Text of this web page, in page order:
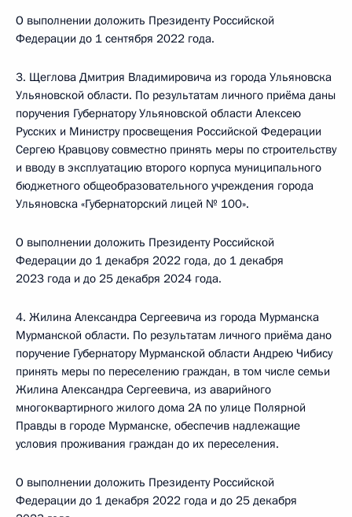
О выполнении доложить Президенту Российской
Федерации до 1 сентября 2022 года.
3. Щеглова Дмитрия Владимировича из города Ульяновска
Ульяновской области. По результатам личного приёма даны
поручения Губернатору Ульяновской области Алексею
Русских и Министру просвещения Российской Федерации
Сергею Кравцову совместно принять меры по строительству
и вводу в эксплуатацию второго корпуса муниципального
бюджетного общеобразовательного учреждения города
Ульяновска «Губернаторский лицей № 100».
О выполнении доложить Президенту Российской
Федерации до 1 декабря 2022 года, до 1 декабря
2023 года и до 25 декабря 2024 года.
4. Жилина Александра Сергеевича из города Мурманска
Мурманской области. По результатам личного приёма дано
поручение Губернатору Мурманской области Андрею Чибису
принять меры по переселению граждан, в том числе семьи
Жилина Александра Сергеевича, из аварийного
многоквартирного жилого дома 2А по улице Полярной
Правды в городе Мурманске, обеспечив надлежащие
условия проживания граждан до их переселения.
О выполнении доложить Президенту Российской
Федерации до 1 декабря 2022 года и до 25 декабря